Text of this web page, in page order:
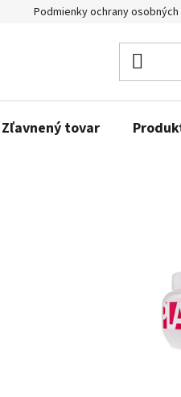
Podmienky ochrany
Zľavnený tovar